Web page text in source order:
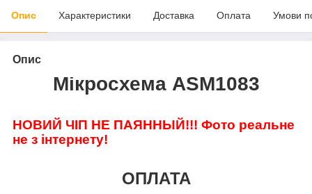
Опис Характеристики Доставка Оплата Умови
Опис
Мікросхема ASM1083
НОВИЙ ЧІП НЕ ПАЯННЫЙ!!! Фото реальне
не з інтернету!
ОПЛАТА